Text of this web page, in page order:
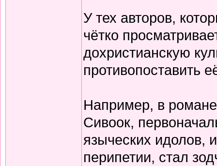
У тех авторов,
чётко
дохристианскую
противопоставить
Например, в
Сивоок,
языческих идолов,
перипетии, стал